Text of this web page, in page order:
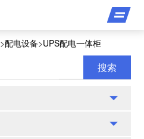
>配电设备>UPS配电一体柜